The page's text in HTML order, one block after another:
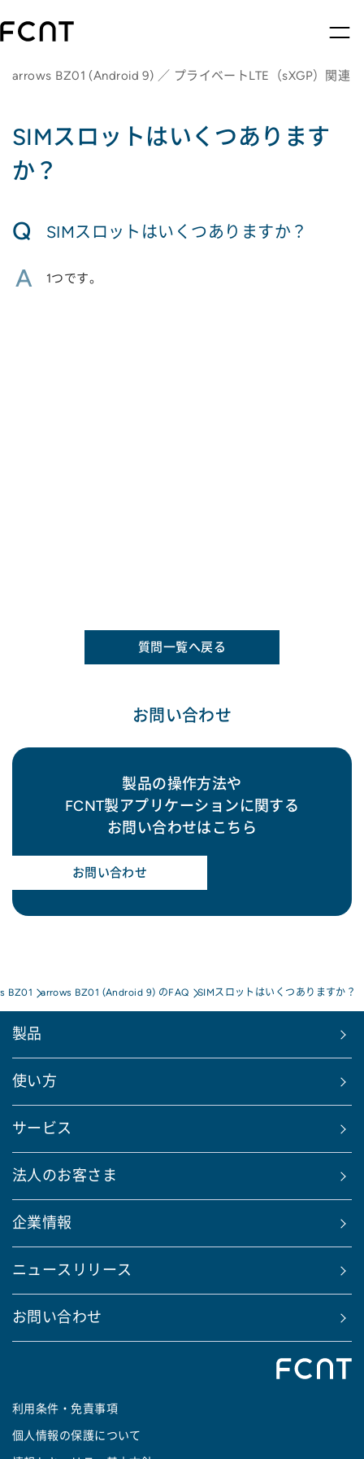
arrows BZ01 (Android 9) ／ プライベートLTE（sXGP）関連
SIMスロットはいくつあります
か？
Q SIMスロットはいくつありますか？
A 1つです。
質問一覧へ戻る
お問い合わせ
製品の操作方法や
FCNT製アプリケーションに関する
お問い合わせはこちら
お問い合わせ
BZ01 arrows BZ01 (Android 9) のFAQ SIMスロットはいくつありますか？
製品
使い方
サービス
法人のお客さま
企業情報
ニュースリリース
お問い合わせ
利用条件・免責事項
個人情報の保護について